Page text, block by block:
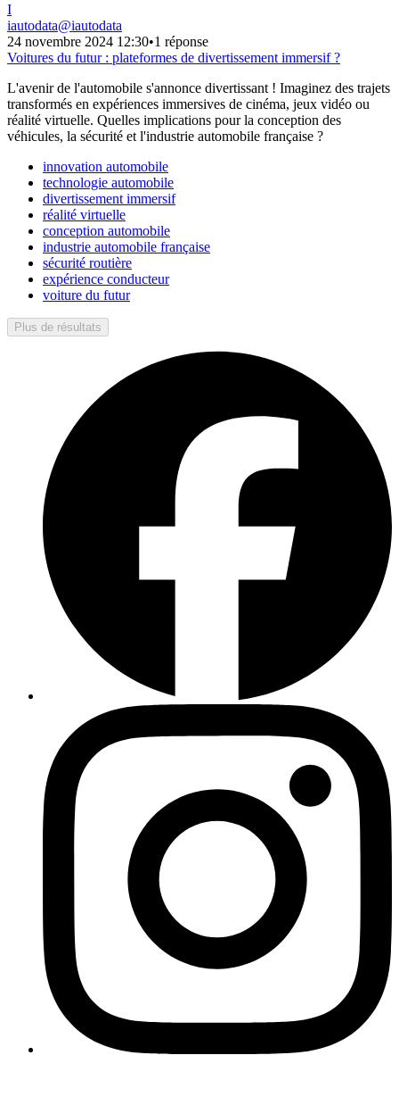
I
iautodata@iautodata
24 novembre 2024 12:30•1 réponse
Voitures du futur : plateformes de divertissement immersif ?
L'avenir de l'automobile s'annonce divertissant ! Imaginez des trajets
transformés en expériences immersives de cinéma, jeux vidéo ou
réalité virtuelle. Quelles implications pour la conception des
véhicules, la sécurité et l'industrie automobile française ?
innovation automobile
technologie automobile
divertissement immersif
réalité virtuelle
conception automobile
industrie automobile française
sécurité routière
expérience conducteur
voiture du futur
Plus de résultats